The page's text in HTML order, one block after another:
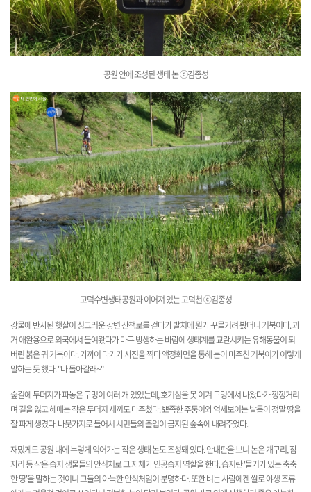
공원 안에 조성된 생태 논ⓒ김종성
고덕수변생태공원과 이어져 있는 고덕천ⓒ김종성
강물에 반사된 햇살이 싱그러운 강변 산책로를 걷다가 발치에 뭔가 꾸물거려 봤더니 거북이다. 과
거 애완용으로 외국에서 들여왔다가 마구 방생하는 바람에 생태계를 교란시키는 유해동물이 되
버린 붉은 귀 거북이다. 가까이 다가가 사진을 찍다 액정화면을 통해 눈이 마주친 거북이가 이렇게
말하는 듯 했다. "나 돌아갈래~"
숲길에 두더지가 파놓은 구멍이 여러 개 있었는데, 호기심을 못 이겨 구멍에서 나왔다가 낑낑거리
며 길을 잃고 헤매는 작은 두더지 새끼도 마주쳤다. 뾰족한 주둥이와 억세보이는 발톱이 정말 땅을
잘 파게 생겼다. 나뭇가지로 들어서 시민들의 출입이 금지된 숲속에 내려주었다.
재밌게도 공원 내에 누렇게 익어가는 작은 생태 논도 조성돼 있다. 안내판을 보니 논은 개구리, 잠
자리 등 작은 습지 생물들의 안식처로 그 자체가 인공습지 역할을 한다. 습지란 '물기가 있는 축축
한 땅'을 말하는 것이니 그들의 아늑한 안식처임이 분명하다. 또한 벼는 사람에겐 쌀로 야생 조류